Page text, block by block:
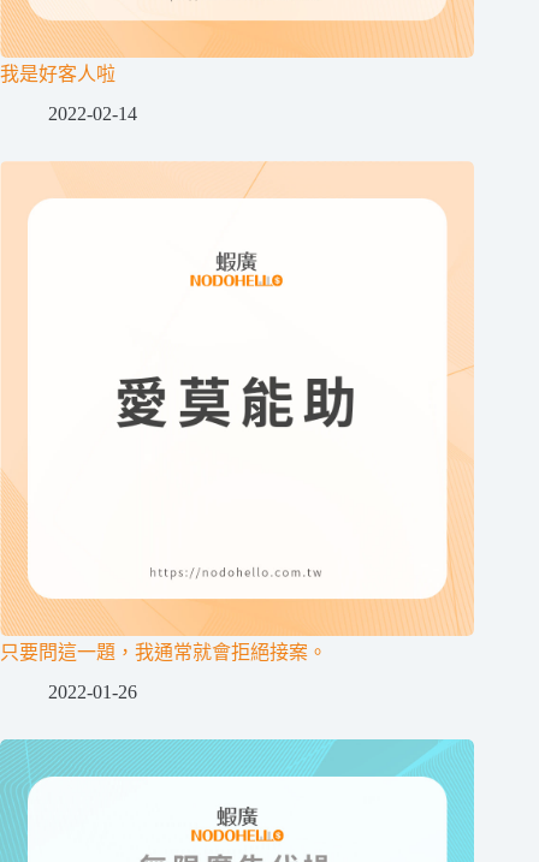
我是好客人啦
2022-02-14
只要問這一題，我通常就會拒絕接案。
2022-01-26